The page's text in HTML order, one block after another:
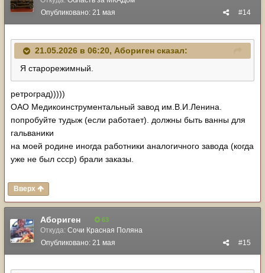
#14
Опубликовано: 21 мая
21.05.2026 в 06:20, Абориген сказал:
Я старорежимный.
ретроград)))))
ОАО Медикоинструментальный завод им.В.И.Ленина.
попробуйте тудыж (если работает). должны быть ванны для
гальваники
на моей родине иногда работники аналогичного завода (когда
уже не был ссср) брали заказы.
Вверх
Абориген 63
Откуда: Сочи Красная Поляна
#15
Опубликовано: 21 мая